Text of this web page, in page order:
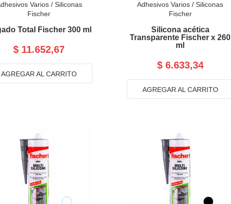
Varios/ Siliconas
Fischer
Total Fischer 300 ml
$ 11.652,67
AGREGAR AL CARRITO
Adhesivos Varios /Siliconas
Fischer
Silicona acética
Transparente Fischer x 260
ml
$ 6.633,34
AGREGAR AL CARRITO